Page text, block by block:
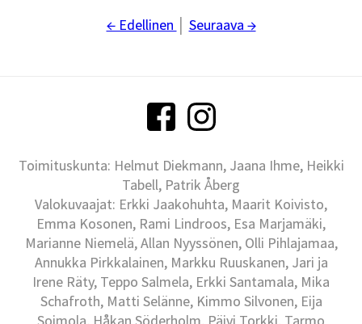
← Edellinen Seuraava →
Toimituskunta: Helmut Diekmann, Jaana Ihme, Heikki
Tabell, Patrik Åberg
Valokuvaajat: Erkki Jaakohuhta, Maarit Koivisto,
Emma Kosonen, Rami Lindroos, Esa Marjamäki,
Marianne Niemelä, Allan Nyyssönen, Olli Pihlajamaa,
Annukka Pirkkalainen, Markku Ruuskanen, Jari ja
Irene Räty, Teppo Salmela, Erkki Santamala, Mika
Schafroth, Matti Selänne, Kimmo Silvonen, Eija